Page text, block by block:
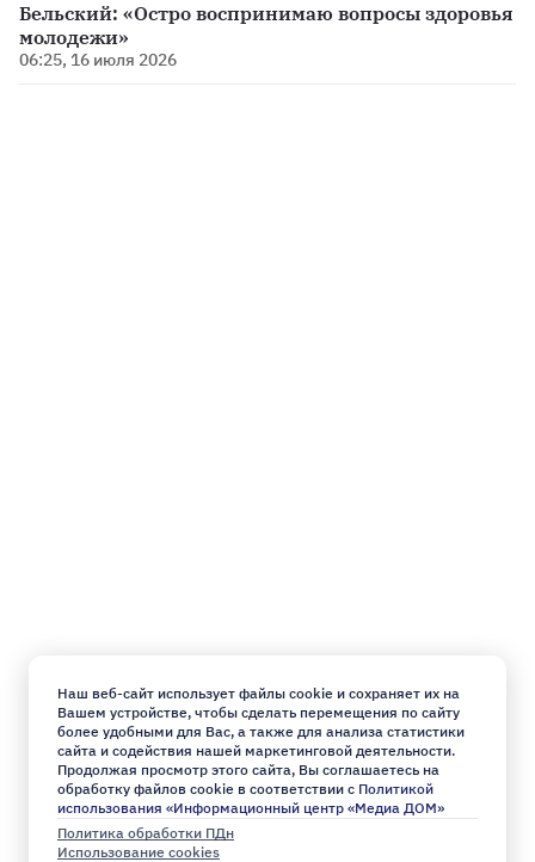
Бельский: «Остро воспринимаю вопросы здоровья
молодежи»
06:25, 16 июля 2026
Наш веб-сайт использует файлы cookie и сохраняет их на
Вашем устройстве, чтобы сделать перемещения по сайту
более удобными для Вас, а также для анализа статистики
сайта и содействия нашей маркетинговой деятельности.
Продолжая просмотр этого сайта, Вы соглашаетесь на
обработку файлов cookie в соответствии с Политикой
использования «Информационный центр «Медиа ДОМ»
Политика обработки ПДн
Использование cookies